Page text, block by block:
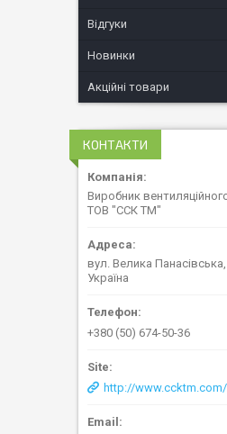
Відгуки
Новинки
Акційні товари
КОНТАКТИ
Виробник
ТОВ "ССК ТМ"
вул. Велика
Україна
+380 (50) 674-50-36
http://www.ccktm.com/